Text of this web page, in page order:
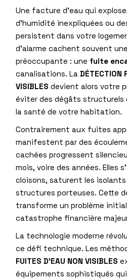
Une facture d’eau qui
d’humidité inexpliquées ou
persistent dans votre
d’alarme cachent souvent
préoccupante : une fuite
canalisations. LaDÉTECTION
VISIBLES devient alors votre
éviter des dégâts structurels
la santé de votre habitation.
Contrairement aux fuites
manifestent par des
cachées progressent
mois, voire des années. Elles
cloisons, saturent les
structures porteuses. Cette
transforme un problème
catastrophe financière
La technologie moderne
ce défi technique. Les
FUITES D’EAU NON VISIBLES
équipements sophistiqués